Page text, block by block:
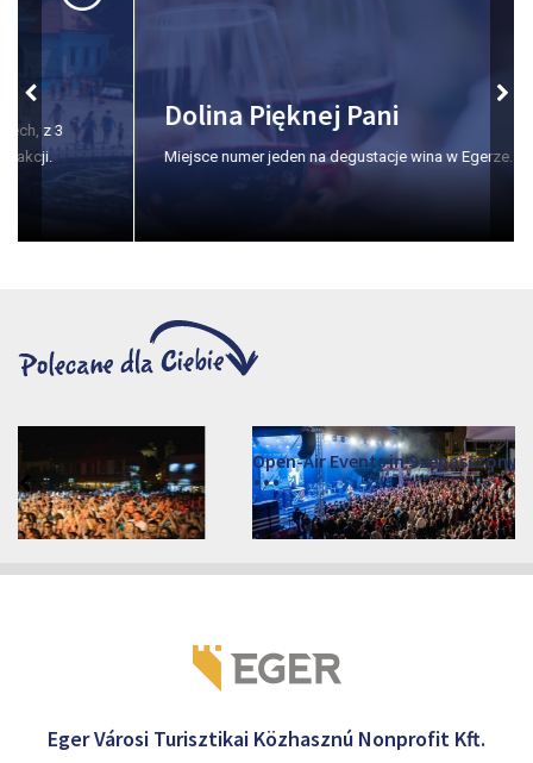
Dolina Pięknej Pani
Miejsce numer jeden na degustacje wina w Egerze.
Open-Air Events in Szépasszonyvölgy
2026. czerwiec 19. - 2026. sierpień 28.
Márai Központ, Eger 3300, Szépasszony-völgy 35.
Eger Városi Turisztikai Közhasznú Nonprofit Kft.